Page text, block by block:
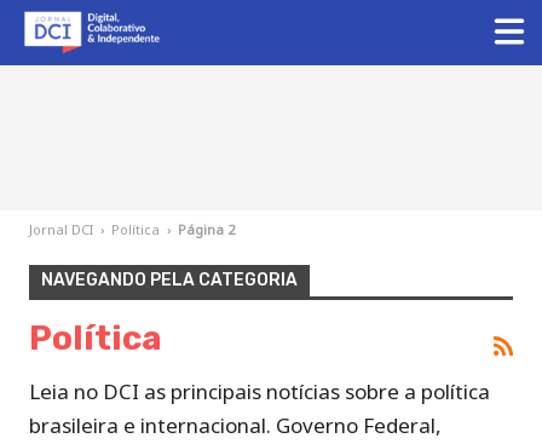
Jornal DCI › Política › Página 2
NAVEGANDO PELA CATEGORIA
Política
Leia no DCI as principais notícias sobre a política
brasileira e internacional. Governo Federal,